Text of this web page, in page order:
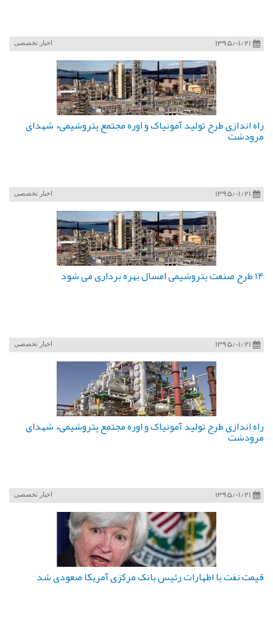
1395/01/21 اخبار تخصصی
راه اندازی طرح تولید آمونیاک و اوره مجتمع پتروشیمیء شهدای
مرودشت
1395/01/21 اخبار تخصصی
14 طرح صنعت پتروشیمی امسال بهره برداری می شود
1395/01/21 اخبار تخصصی
راه اندازی طرح تولید آمونیاک و اوره مجتمع پتروشیمیء شهدای
مرودشت
1395/01/21 اخبار تخصصی
قیمت نفت با اظهارات رئیس بانک مرکزی آمریکا صعودی شد